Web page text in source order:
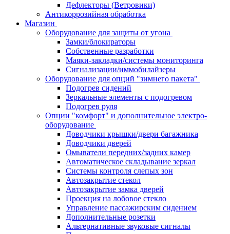
Дефлекторы (Ветровики)
Антикоррозийная обработка
Магазин
Оборудование для защиты от угона
Замки/блокираторы
Собственные разработки
Маяки-закладки/системы мониторинга
Сигнализации/иммобилайзеры
Оборудование для опций "зимнего пакета"
Подогрев сидений
Зеркальные элементы с подогревом
Подогрев руля
Опции "комфорт" и дополнительное электро-
оборудование
Доводчики крышки/двери багажника
Доводчики дверей
Омыватели передних/задних камер
Автоматическое складывание зеркал
Системы контроля слепых зон
Автозакрытие стекол
Автозакрытие замка дверей
Проекция на лобовое стекло
Управление пассажирским сидением
Дополнительные розетки
Альтернативные звуковые сигналы